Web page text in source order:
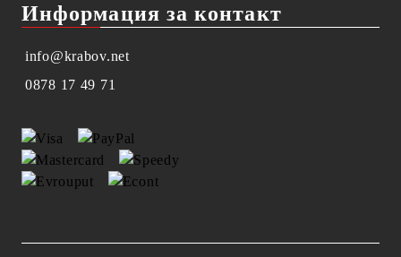
Информация за контакт
info@krabov.net
0878 17 49 71